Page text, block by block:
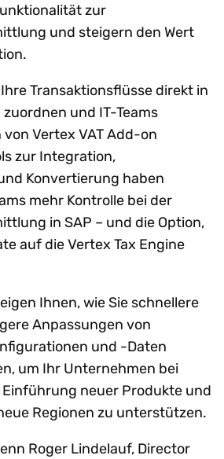
zur
und steigern den Wert
Transaktionsflüsse direkt in
und IT-Teams
Vertex VAT Add-on
zur Integration,
Konvertierung haben
mehr Kontrolle bei der
in SAP – und die Option,
auf die Vertex Tax Engine
Ihnen, wie Sie schnellere
Anpassungen von
und -Daten
um Ihr Unternehmen bei
neuer Produkte und
Regionen zu unterstützen.
Roger Lindelauf, Director